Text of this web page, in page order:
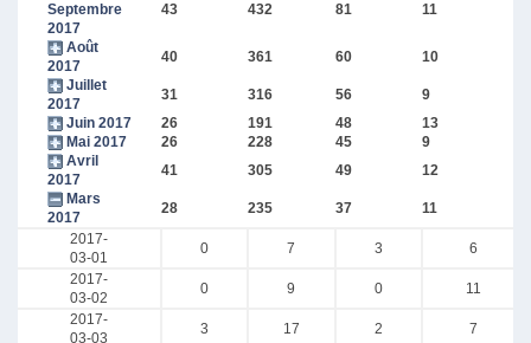
Septembre
2017
43 432 81 11
Août
2017
40 361 60 10
Juillet
2017
31 316 56 9
Juin 2017
26 191 48 13
Mai 2017
26 228 45 9
Avril
2017
41 305 49 12
Mars
2017
28 235 37 11
2017-
03-01
0 7 3
6
2017-
03-02
0 9 0
11
2017-
03-03
3 17 2
7